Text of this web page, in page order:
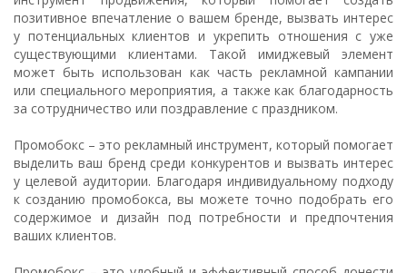
позитивное впечатление о вашем бренде, вызвать интерес
у потенциальных клиентов и укрепить отношения с уже
существующими клиентами. Такой имиджевый элемент
может быть использован как часть рекламной кампании
или специального мероприятия, а также как благодарность
за сотрудничество или поздравление с праздником.
Промобокс – это рекламный инструмент, который помогает
выделить ваш бренд среди конкурентов и вызвать интерес
у целевой аудитории. Благодаря индивидуальному подходу
к созданию промобокса, вы можете точно подобрать его
содержимое и дизайн под потребности и предпочтения
ваших клиентов.